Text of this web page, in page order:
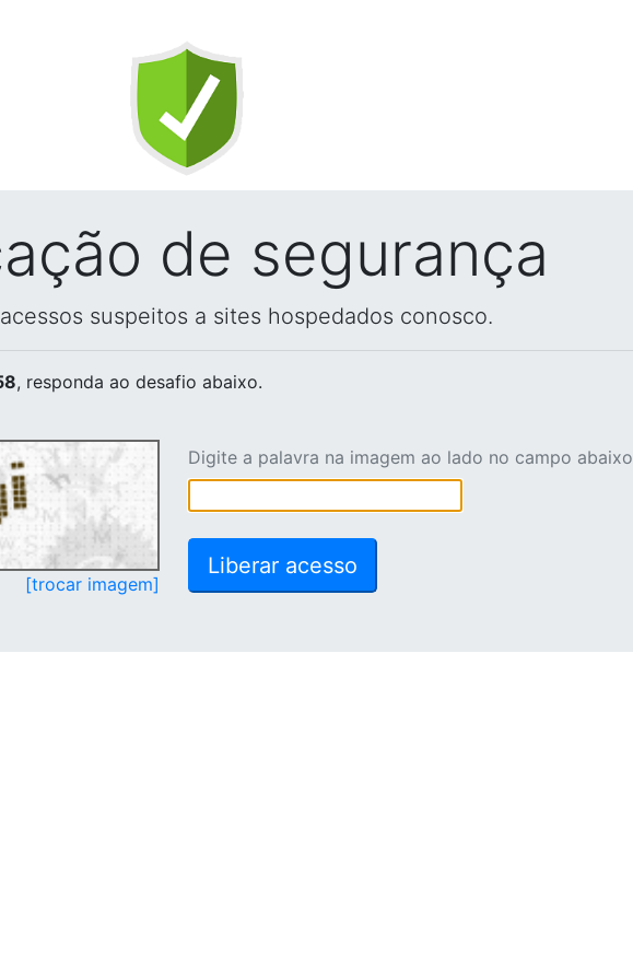
de segurança
suspeitos a sites hospedados conosco.
, responda ao desafio abaixo.
[trocar imagem]
Digite a palavra na imagem ao lado no campo abaixo